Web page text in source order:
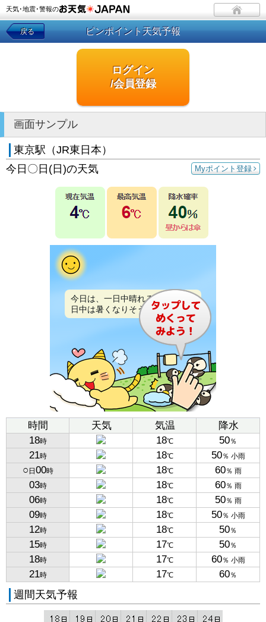
天気･地震･警報の
戻る ピンポイント天気予報
ログイン
/会員登録
画面サンプル
東京駅（JR東日本）
Myポイント登録
今日〇日(日)の天気
今日は、一日中晴れるでしょう。
日中は暑くなりそうです。
時間 天気 気温
降水
18時 18℃ 50％
21時 18℃ 50％ 小雨
○ 日 00時 18℃ 60％ 雨
03時 18℃ 60％ 雨
06時 18℃ 50％ 雨
09時 18℃ 50％ 小雨
12時 18℃ 50％
15時 17℃ 50％
18時 17℃ 60％ 小雨
21時 17℃ 60％
週間天気予報